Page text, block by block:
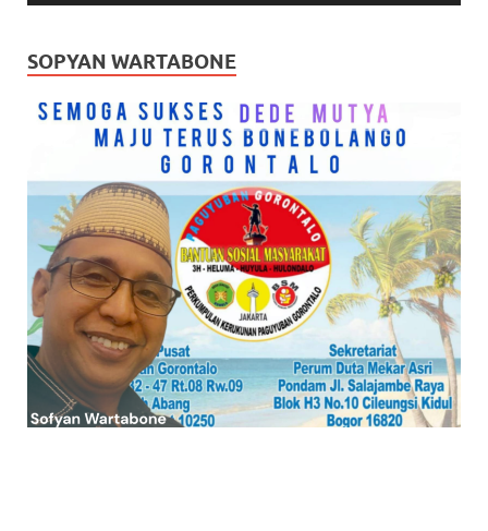
SOPYAN WARTABONE